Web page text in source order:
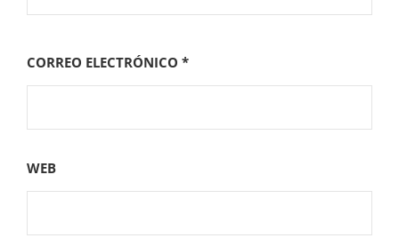
CORREO ELECTRÓNICO *
WEB